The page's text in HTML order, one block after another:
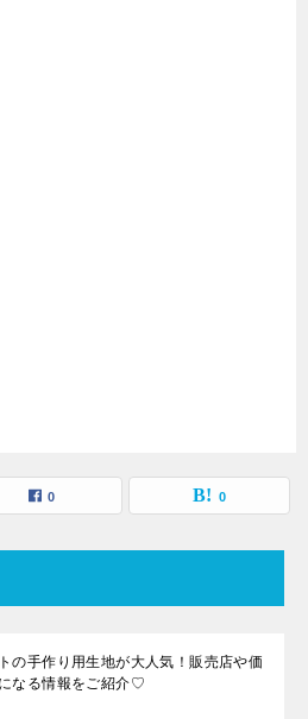
0 0
の手作り用生地が大人気！販売店や価
なる情報をご紹介♡